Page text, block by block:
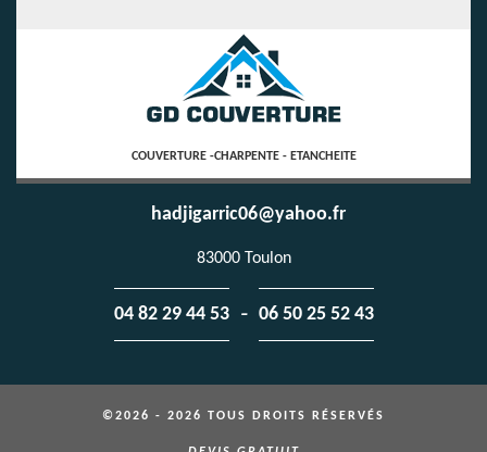
COUVERTURE -CHARPENTE - ETANCHEITE
hadjigarric06@yahoo.fr
83000 Toulon
04 82 29 44 53 - 06 50 25 52 43
©2026 - 2026 TOUS DROITS RÉSERVÉS